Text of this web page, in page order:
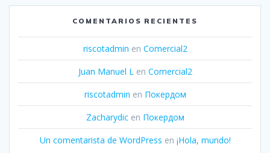
COMENTARIOS RECIENTES
riscotadmin en Comercial2
Juan Manuel L en Comercial2
riscotadmin en Покердом
Zacharydicen Покердом
Un comentarista de WordPress en ¡Hola, mundo!